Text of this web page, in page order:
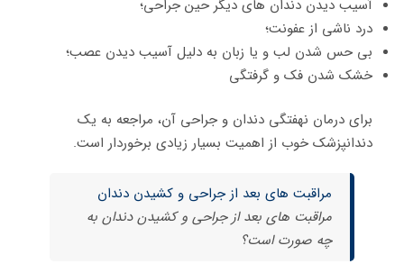
آسیب دیدن دندان های دیگر حین جراحی؛
درد ناشی از عفونت؛
بی حس شدن لب و یا زبان به دلیل آسیب دیدن عصب؛
خشک شدن فک و گرفتگی
برای درمان نهفتگی دندان و جراحی آن، مراجعه به یک
دندانپزشک خوب از اهمیت بسیار زیادی برخوردار است.
مراقبت های بعد از جراحی و کشیدن دندان
مراقبت های بعد از جراحی و کشیدن دندان به
چه صورت است؟